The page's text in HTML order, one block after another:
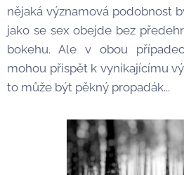
nějaká významová podobnost
jako se sex obejde bez
bokehu. Ale v obou
mohou přispět k vynikajícímu
to může být pěkný propadák...